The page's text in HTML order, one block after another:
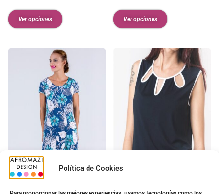
Política de Cookies
Ver opciones Ver opciones
Vestido Balpo Manga G-0422464